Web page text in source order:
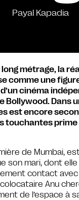
Payal Kapadia
métrage, la
comme une
cinéma
Bollywood. Dans
est encore
touchantes
de Mumbai,
son mari, dont
contact avec
Anu
de l’espace à